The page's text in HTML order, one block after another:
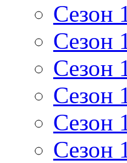
Сезон
Сезон
Сезон
Сезон
Сезон
Сезон